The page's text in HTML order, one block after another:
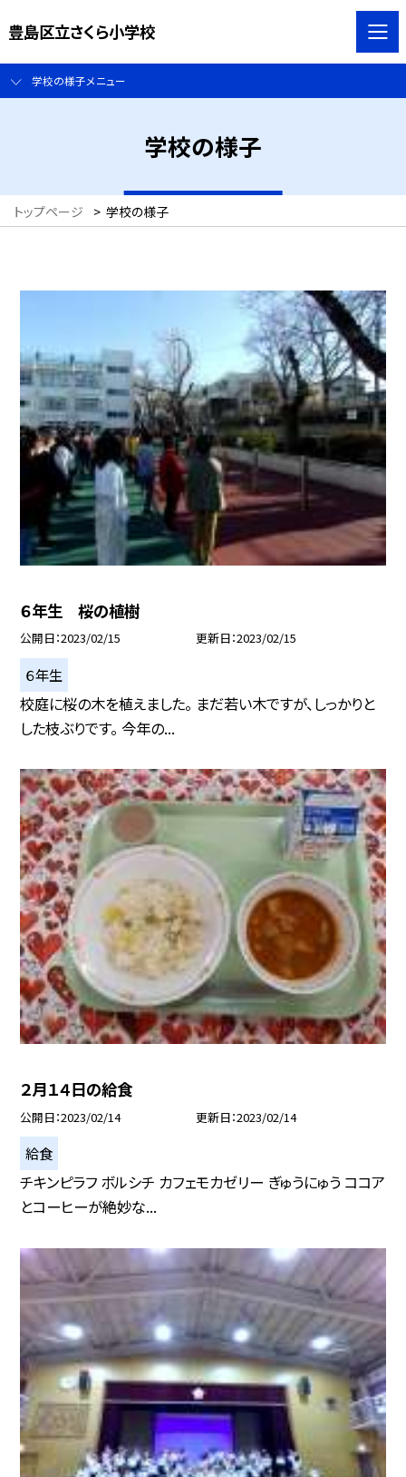
豊島区立さくら小学校
学校の様子メニュー
学校の様子
トップページ > 学校の様子
６年生 桜の植樹
公開日 2023/02/15 更新日 2023/02/15
６年生
校庭に桜の木を植えました。 まだ若い木ですが、しっかりと
した枝ぶりです。 今年の...
２月１４日の給食
公開日 2023/02/14 更新日 2023/02/14
給食
チキンピラフ ボルシチ カフェモカゼリー ぎゅうにゅう ココア
とコーヒーが絶妙な...